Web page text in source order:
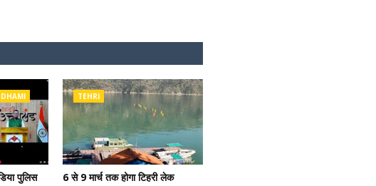
पुलिस
TEHRI
6 से 9 मार्च तक होगा टिहरी लेक